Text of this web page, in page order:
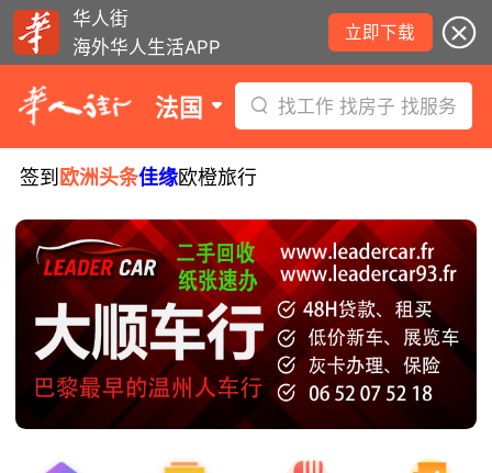
华人街
海外华人生活APP
立即下载
法国 找工作 找房子 找服务
签到 欧洲头条佳缘欧橙旅行